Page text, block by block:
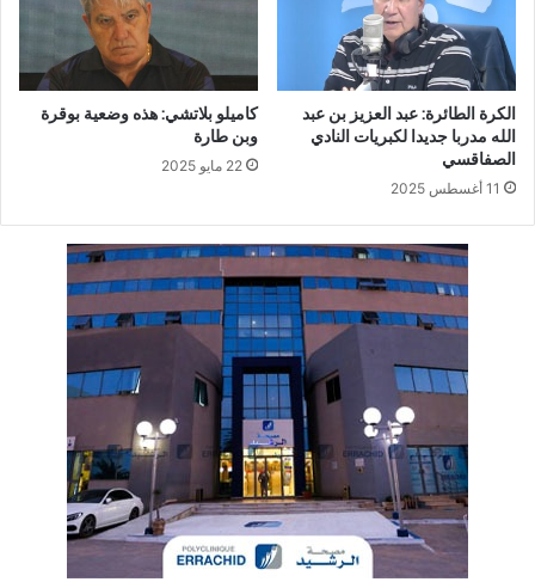
الكرة الطائرة: عبد العزيز بن عبد
الله مدربا جديدا لكبريات النادي
الصفاقسي
11 أغسطس 2025
كاميلو بلاتشي: هذه وضعية بوقرة
وبن طارة
22 مايو 2025